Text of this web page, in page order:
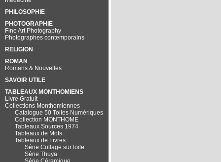
PHILOSOPHIE
PHOTOGRAPHIE
Fine Art Photography
Photographes contemporains
RELIGION
ROMAN
Romans & Nouvelles
SAVOIR UTILE
TABLEAUX MONTHOMIENS
Livre Gratuit
Collections Monthomiennes
Catalogue 50 Toiles Numériques
Collection MONTHOME
Tableaux Sources 1974
Tableaux de Mots
Tableaux de Livres
Série Collage sur toile
Série Thuya